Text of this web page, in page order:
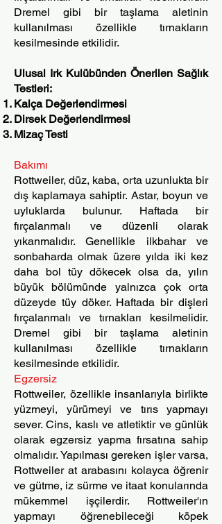
Dremel gibi bir taşlama aletinin
kullanılması özellikle tırnakların
kesilmesinde etkilidir.
Ulusal Irk Kulübünden Önerilen Sağlık
Testleri:
Kalça Değerlendirmesi
Dirsek Değerlendirmesi
Mizaç Testi ​
Bakımı
Rottweiler, düz, kaba, orta uzunlukta bir
dış kaplamaya sahiptir. Astar, boyun ve
uyluklarda bulunur. Haftada bir
fırçalanmalı ve düzenli olarak
yıkanmalıdır. Genellikle ilkbahar ve
sonbaharda olmak üzere yılda iki kez
daha bol tüy dökecek olsa da, yılın
büyük bölümünde yalnızca çok orta
düzeyde tüy döker. Haftada bir dişleri
fırçalanmalı ve tırnakları kesilmelidir.
Dremel gibi bir taşlama aletinin
kullanılması özellikle tırnakların
kesilmesinde etkilidir.
Egzersiz
Rottweiler, özellikle insanlarıyla birlikte
yüzmeyi, yürümeyi ve tırıs yapmayı
sever. Cins, kaslı ve atletiktir ve günlük
olarak egzersiz yapma fırsatına sahip
olmalıdır. Yapılması gereken işler varsa,
Rottweiler at arabasını kolayca öğrenir
ve gütme, iz sürme ve itaat konularında
mükemmel işçilerdir. Rottweiler'ın
yapmayı öğrenebileceği köpek